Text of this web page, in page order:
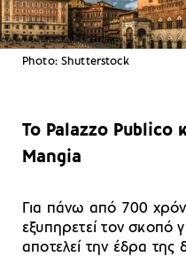
Photo: Shutterstock
Το Palazzo Publico
Mangia
Για πάνω από 700
εξυπηρετεί τον σκοπό
αποτελεί την έδρα της